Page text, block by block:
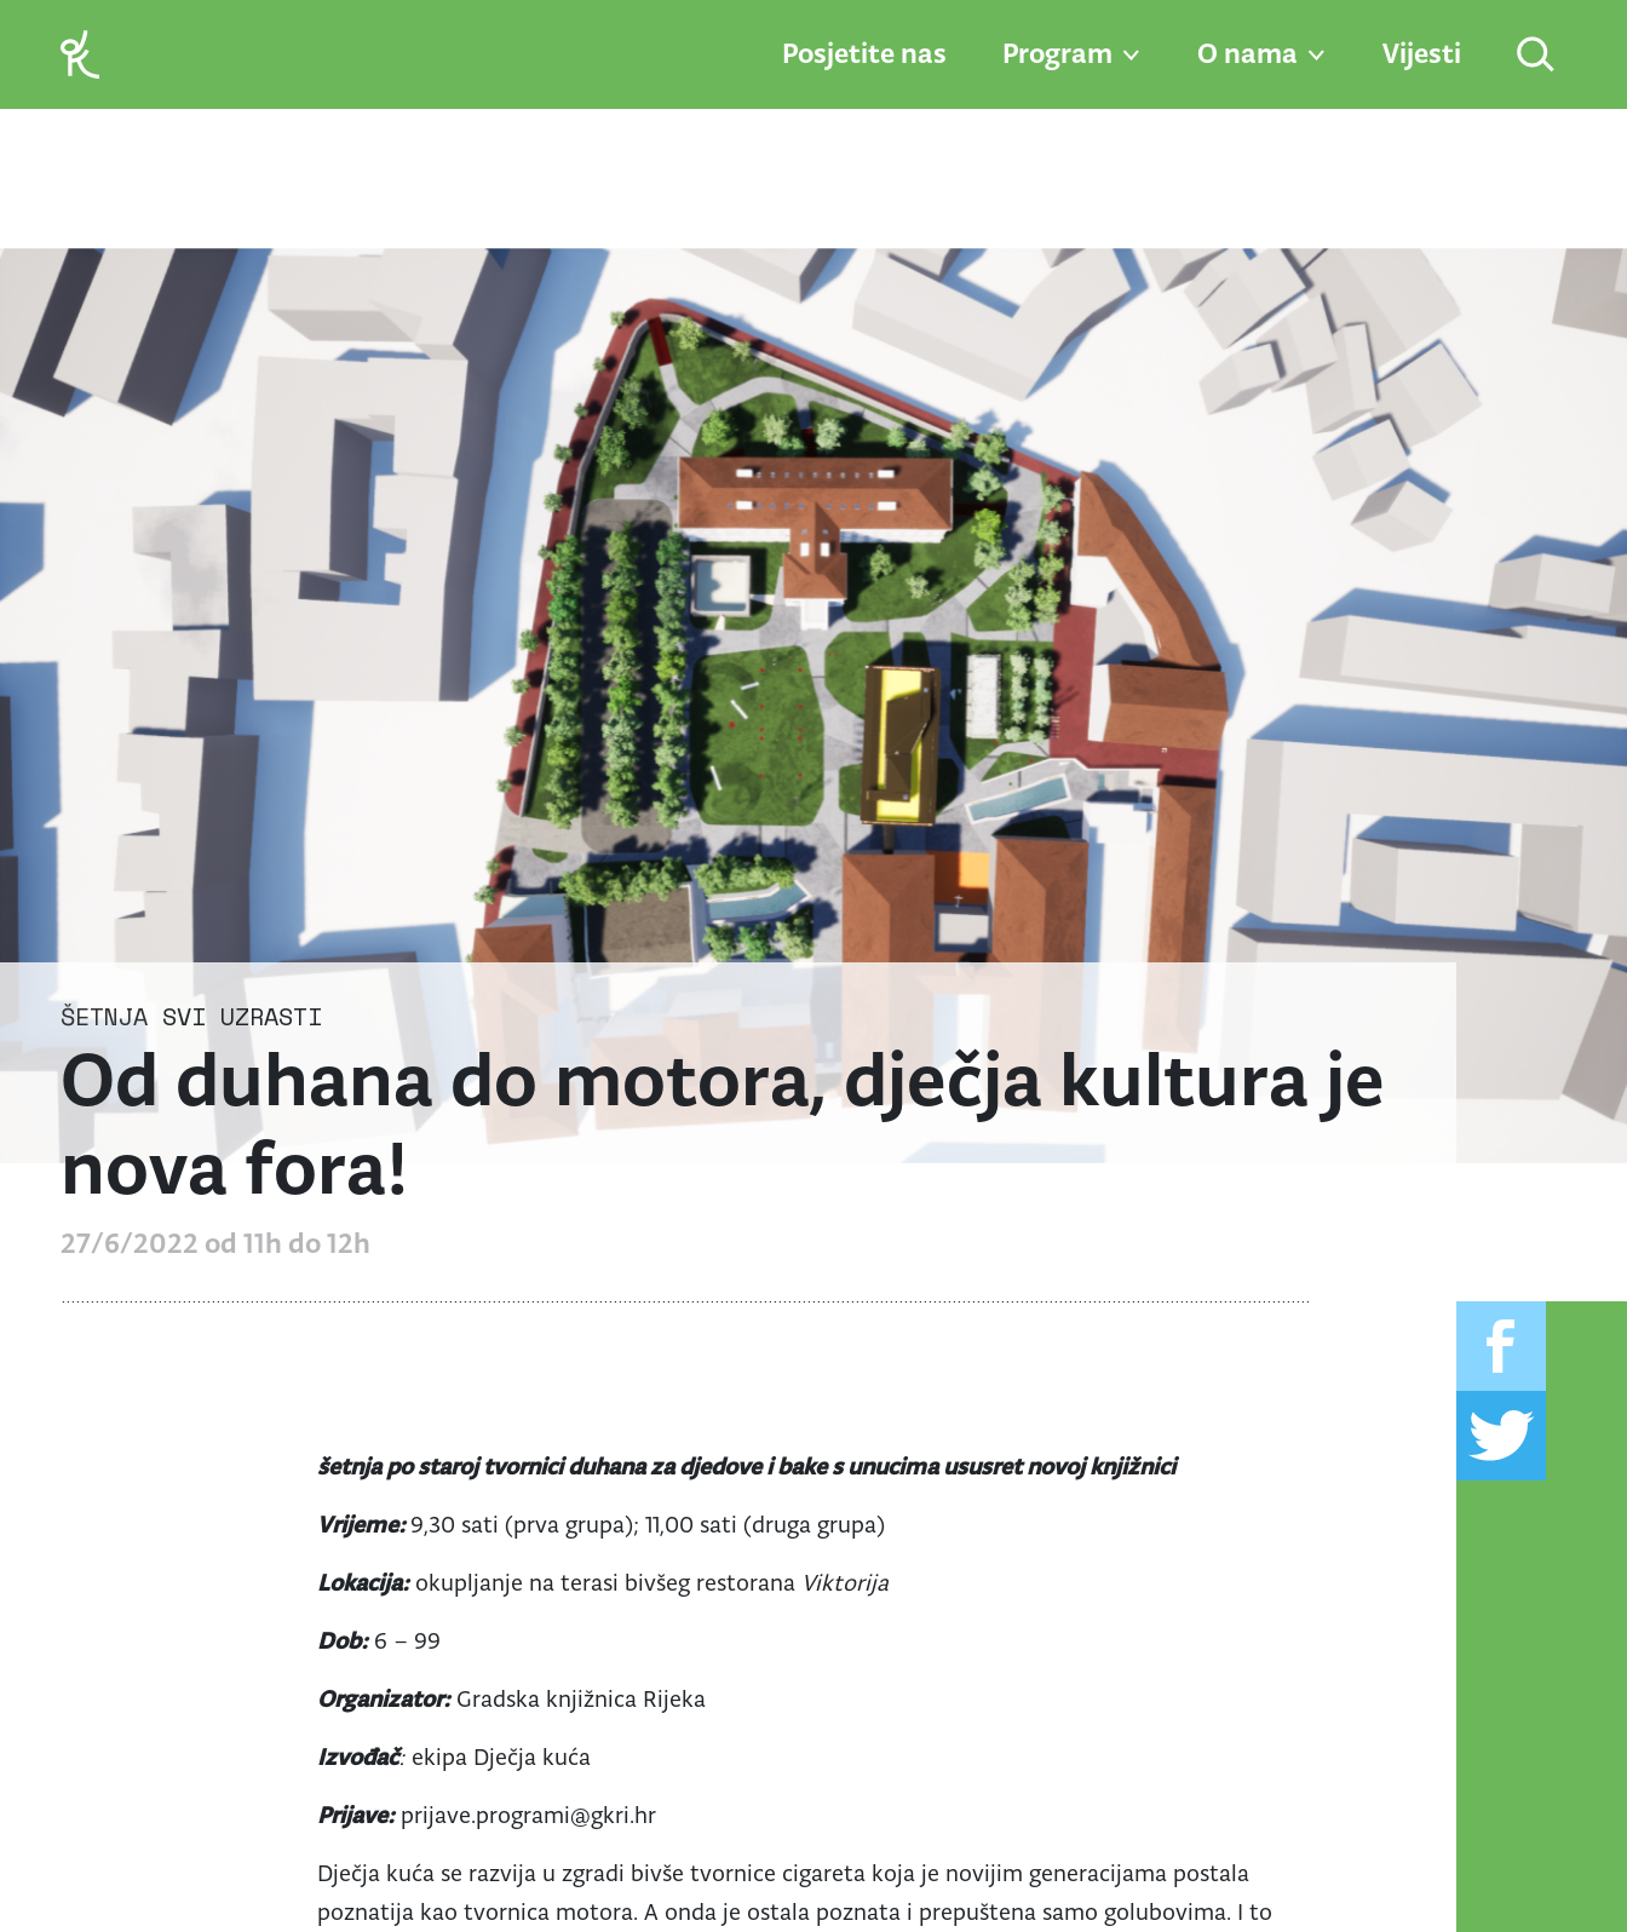
Posjetite nas Program O nama Vijesti
ŠETNJA SVI UZRASTI
Od duhana do motora, dječja kultura je
nova fora!
27/6/2022 od 11h do 12h
šetnja po staroj tvornici duhana za djedove i bake s unucima ususret novoj knjižnici
Vrijeme:9,30 sati (prva grupa); 11,00 sati (druga grupa)
Lokacija: okupljanje na terasi bivšeg restorana Viktorija
Dob:6 – 99
Organizator: Gradska knjižnica Rijeka
Izvođač: ekipa Dječja kuća
Prijave: prijave.programi@gkri.hr
Dječja kuća se razvija u zgradi bivše tvornice cigareta koja je novijim generacijama postala
poznatija kao tvornica motora. A onda je ostala poznata i prepuštena samo golubovima. I to